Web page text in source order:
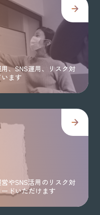
、SNS運用、リスク対
ます
やSNS活用のリスク対
ドいただけます